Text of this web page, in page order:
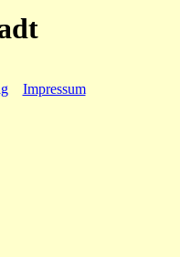
Impressum